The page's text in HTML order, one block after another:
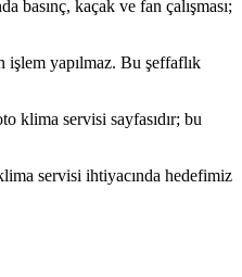
basınç, kaçak ve fan çalışması;
işlem yapılmaz. Bu şeffaflık
klima servisi sayfasıdır; bu
servisi ihtiyacında hedefimiz